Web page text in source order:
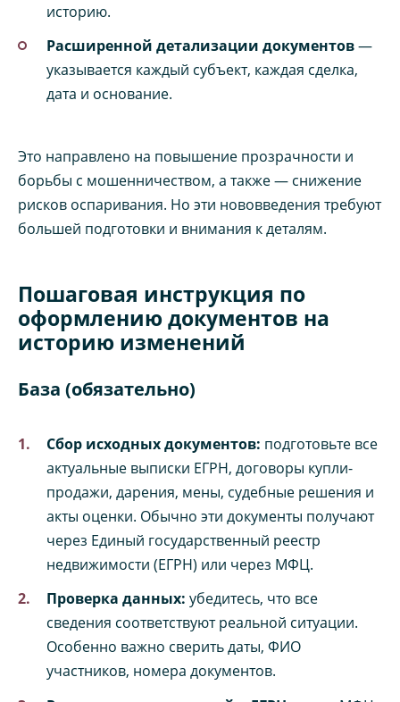
историю.
Расширенной детализации документов—
указывается каждый субъект, каждая сделка,
дата и основание.
Это направлено на повышение прозрачности и
борьбы с мошенничеством, а также — снижение
рисков оспаривания. Но эти нововведения требуют
большей подготовки и внимания к деталям.
Пошаговая инструкция по
оформлению документов на
историю изменений
База (обязательно)
Сбор исходных документов: подготовьте все
актуальные выписки ЕГРН, договоры купли-
продажи, дарения, мены, судебные решения и
акты оценки. Обычно эти документы получают
через Единый государственный реестр
недвижимости (ЕГРН) или через МФЦ.
Проверка данных: убедитесь, что все
сведения соответствуют реальной ситуации.
Особенно важно сверить даты, ФИО
участников, номера документов.